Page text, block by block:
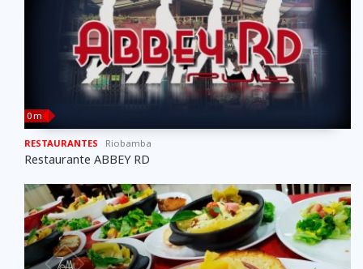
0 m
RESTAURANTES Riobamba
Restaurante ABBEY RD